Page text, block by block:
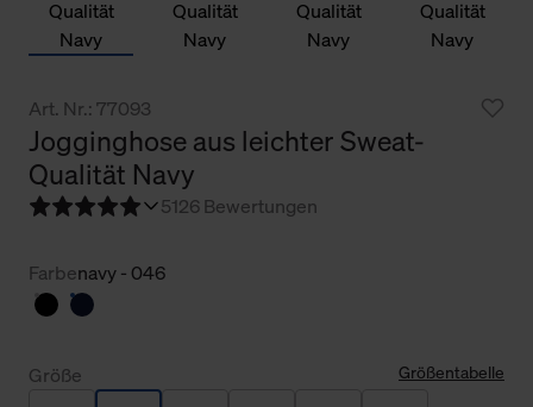
Art. Nr.: 77093
Jogginghose aus leichter Sweat-
Qualität Navy
5126 Bewertungen
Farbenavy - 046
Größe Größentabelle